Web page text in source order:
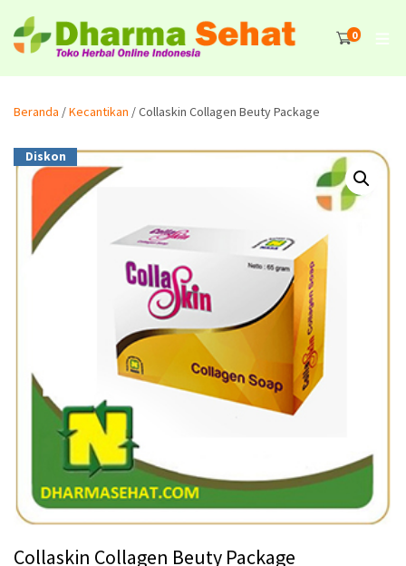
0
Beranda /Kecantikan / Collaskin Collagen Beuty Package
Diskon
Collaskin Collagen Beuty Package